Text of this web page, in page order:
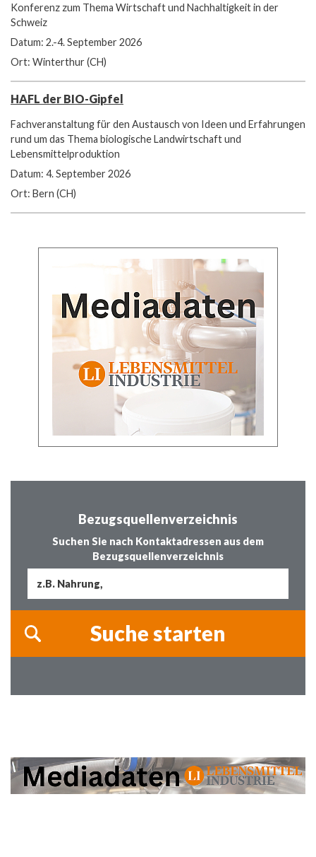
Konferenz zum Thema Wirtschaft und Nachhaltigkeit in der
Schweiz
Datum: 2.-4. September 2026
Ort: Winterthur (CH)
HAFL der BIO-Gipfel
Fachveranstaltung für den Austausch von Ideen und Erfahrungen
rund um das Thema biologische Landwirtschaft und
Lebensmittelproduktion
Datum: 4. September 2026
Ort: Bern (CH)
Bezugsquellenverzeichnis
Suchen Sie nach Kontaktadressen aus dem
Bezugsquellenverzeichnis